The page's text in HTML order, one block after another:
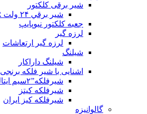
شیر برقی کلکتور
شير برقي ۲۴ ولت UPONOR سوپرپکس
جعبه کلکتور نیوپایپ
لرزه گیر
لرزه گیر ارتعاشات
شیلنگ
شیلنگ داراکار
اشنایی با شیر فلکه برنجی
شیرفلکه”۲سیم ایتالیا
شیرفلکه کیتز
شیرفلکه کیز ایران
گالوانیزه